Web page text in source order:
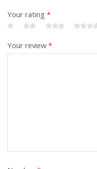
Your rating *
Your review*